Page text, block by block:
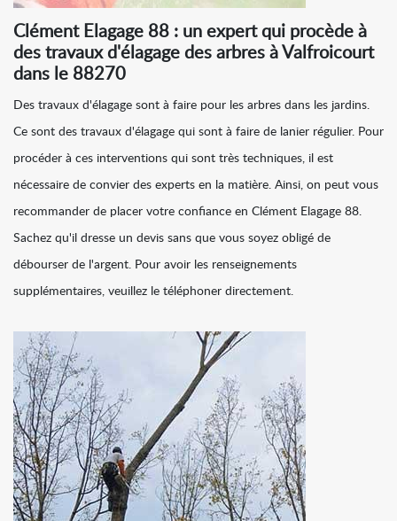
Clément Elagage 88 : un expert qui procède à
des travaux d'élagage des arbres à Valfroicourt
dans le 88270
Des travaux d'élagage sont à faire pour les arbres dans les jardins.
Ce sont des travaux d'élagage qui sont à faire de lanier régulier. Pour
procéder à ces interventions qui sont très techniques, il est
nécessaire de convier des experts en la matière. Ainsi, on peut vous
recommander de placer votre confiance en Clément Elagage 88.
Sachez qu'il dresse un devis sans que vous soyez obligé de
débourser de l'argent. Pour avoir les renseignements
supplémentaires, veuillez le téléphoner directement.